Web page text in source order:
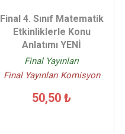
Final 4. Sınıf Matematik
Etkinliklerle Konu
Anlatımı YENİ
Final Yayınları
Final Yayınları Komisyon
50,50 ₺